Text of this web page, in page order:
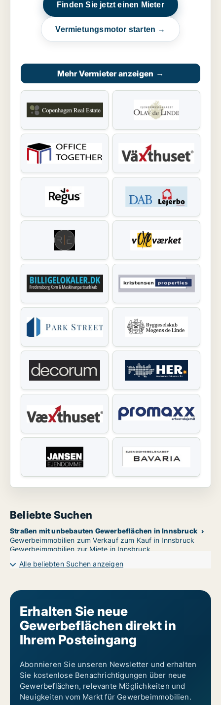
Finden Sie jetzt einen Mieter
Vermietungsmotor starten →
Mehr Vermieter anzeigen →
Beliebte Suchen
Straßen mit unbebauten Gewerbeflächen in Innsbruck
Gewerbeimmobilien zum Verkauf zum Kauf in Innsbruck
Gewerbeimmobilien zur Miete in Innsbruck
Alle beliebten Suchen anzeigen
Erhalten Sie neue
Gewerbeflächen direkt in
Ihrem Posteingang
Abonnieren Sie unseren Newsletter und erhalten
Sie kostenlose Benachrichtigungen über neue
Gewerbeflächen, relevante Möglichkeiten und
Neuigkeiten vom Markt für Gewerbeimmobilien.